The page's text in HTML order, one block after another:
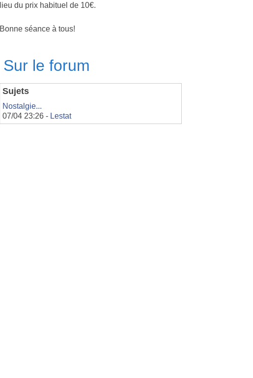
lieu du prix habituel de 10€.
Bonne séance à tous!
Sur le forum
Sujets
Nostalgie...
07/04 23:26 - Lestat